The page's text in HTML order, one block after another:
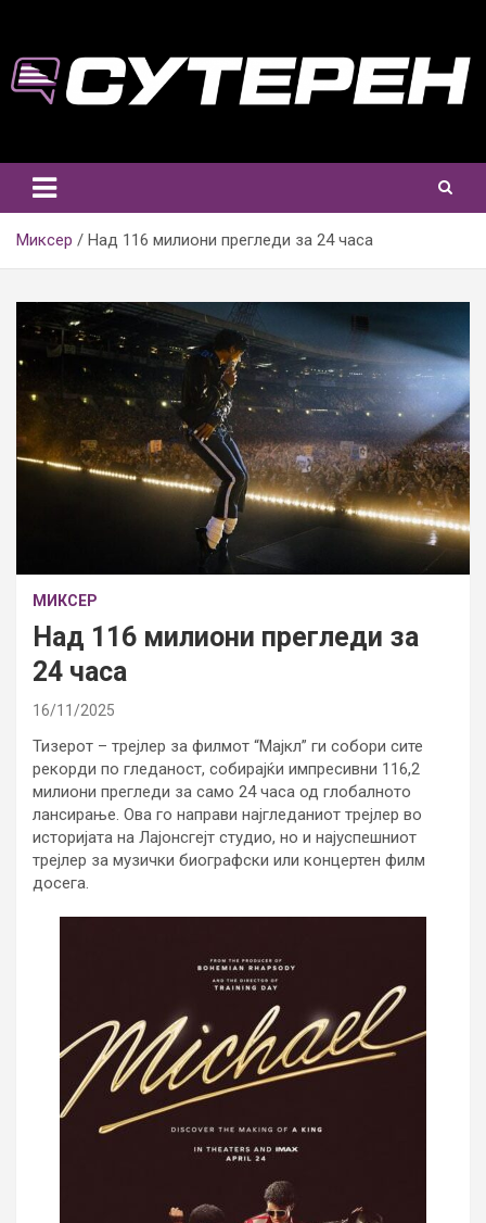
content
Миксер Над 116 милиони прегледи за 24 часа
МИКСЕР
Над 116 милиони прегледи за
24 часа
16/11/2025
Тизерот – трејлер за филмот “Мајкл” ги собори сите
рекорди по гледаност, собирајќи импресивни 116,2
милиони прегледи за само 24 часа од глобалното
лансирање. Ова го направи најгледаниот трејлер во
историјата на Лајонсгејт студио, но и најуспешниот
трејлер за музички биографски или концертен филм
досега.